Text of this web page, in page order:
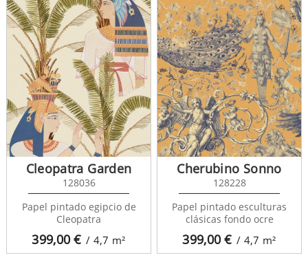
399,00€ / 4,7 m²
Cleopatra Garden
128036
Papel pintado egipcio de
Cleopatra
399,00€ / 4,7 m²
Cherubino Sonno
128228
Papel pintado esculturas
clásicas fondo ocre